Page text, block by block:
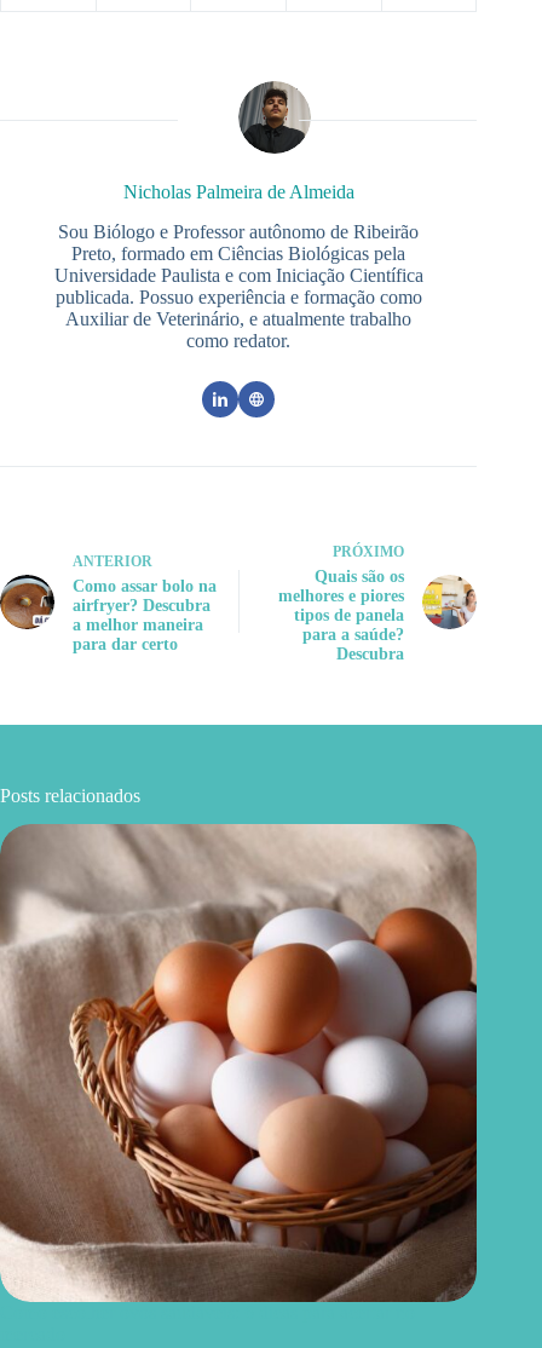
Nicholas Palmeira de Almeida
Sou Biólogo e Professor autônomo de Ribeirão
Preto, formado em Ciências Biológicas pela
Universidade Paulista e com Iniciação Científica
publicada. Possuo experiência e formação como
Auxiliar de Veterinário, e atualmente trabalho
como redator.
ANTERIOR
Como assar bolo na
airfryer? Descubra
a melhor maneira
para dar certo
PRÓXIMO
Quais são os
melhores e piores
tipos de panela
para a saúde?
Descubra
Posts relacionados